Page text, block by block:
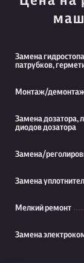
Замена
патрубков,
Монтаж/демонтаж
Замена дозатора,
диодов дозатора
Замена/
Замена
Мелкий ремонт
Замена